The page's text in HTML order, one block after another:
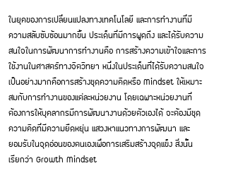
ในยุคของการเปลี่ยนแปลงทางเทคโนโลยี และการทำงานที่มี
ความสลับซับซ้อนมากขึ้น ประเด็นที่มีการพูดถึง และได้รับความ
สนใจในการพัฒนาการทำงานคือ การสร้างความเข้าใจและการ
ใช้งานในศาสตร์ทางจิตวิทยา หนึ่งในประเด็นที่ได้รับความสนใจ
เป็นอย่างมากคือการสร้างชุดความคิดหรือ Mindset ให้เหมาะ
สมกับการทำงานของแต่ละหน่วยงาน โดยเฉพาะหน่วยงานที่
ต้องการให้บุคลากรมีการพัฒนางานด้วยตัวเองได้ จะต้องมีชุด
ความคิดที่มีความยืดหยุ่น แสวงหาแนวทางการพัฒนา และ
ยอมรับในจุดอ่อนของตนเองเพื่อการเสริมสร้างจุดแข็ง สิ่งนั้น
เรียกว่า Growth Mindset